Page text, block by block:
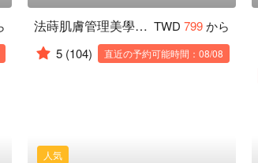
法蒔肌膚管理美學 Spa TWD 799から
5 (104) 直近の予約可能時間：08/08
人気